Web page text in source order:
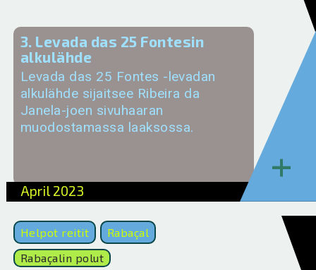
3. Levada das 25 Fontesin
alkulähde
Levada das 25 Fontes -levadan
alkulähde sijaitsee Ribeira da
Janela-joen sivuhaaran
muodostamassa laaksossa.
April 2023
+
Helpot reitit
Rabaçal
Rabaçalin polut